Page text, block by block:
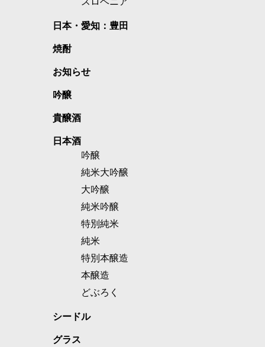
日本・愛知：豊田
焼酎
お知らせ
吟醸
貴醸酒
日本酒
吟醸
純米大吟醸
大吟醸
純米吟醸
特別純米
純米
特別本醸造
本醸造
どぶろく
シードル
グラス